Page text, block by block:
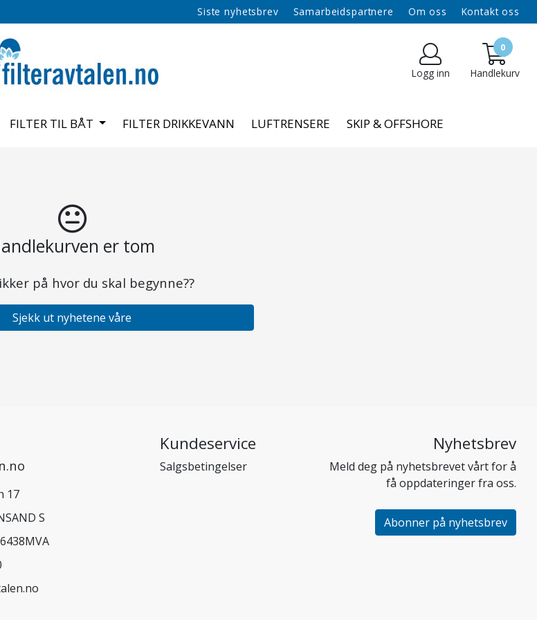
Siste nyhetsbrev Samarbeidspartnere Om oss Kontakt oss
Logg inn
0
Handlekurv
FILTER TIL BÅT FILTER DRIKKEVANN LUFTRENSERE SKIP & OFFSHORE
er tom
på hvor du skal begynne??
Sjekk ut nyhetene våre
17
S
Kundeservice
Salgsbetingelser
Nyhetsbrev
Meld deg på nyhetsbrevet vårt for å
få oppdateringer fra oss.
Abonner på nyhetsbrev